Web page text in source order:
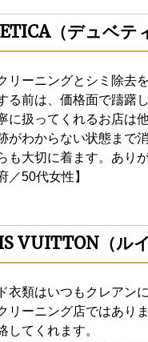
（デュベテ
リーニングとシミ除去
る前は、価格面で躊躇
に扱ってくれるお店は
がわからない状態まで
も大切に着ます。あり
／50代女性】
VUITTON（ル
衣類はいつもクレアン
リーニング店ではあり
してくれます。